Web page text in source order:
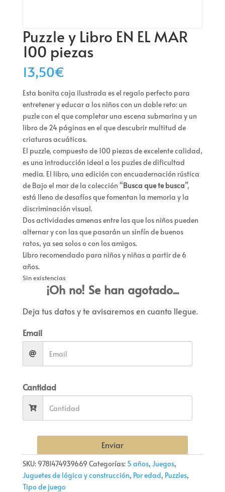
Puzzle y Libro EN EL MAR
100 piezas
13,50€
Esta bonita caja ilustrada es el regalo perfecto para
entretener y educar a los niños con un doble reto: un
puzle con el que completar una escena submarina y un
libro de 24 páginas en el que descubrir multitud de
criaturas acuáticas.
El puzzle, compuesto de 100 piezas de excelente calidad,
es una introducción ideal a los puzles de dificultad
media. El libro, una edición con encuadernación rústica
de Bajo el mar de la colección “Busca que te busca”,
está lleno de desafíos que fomentan la memoria y la
discriminación visual.
Dos actividades amenas entre las que los niños pueden
alternar y con las que pasarán un sinfín de buenos
ratos, ya sea solos o con los amigos.
Libro recomendado para niños y niñas a partir de 6
años.
Sin existencias
¡Oh no! Se han agotado...
Deja tus datos y te avisaremos en cuanto llegue.
Email
Cantidad
Enviar
SKU: 9781474939669 Categorías: 5 años, Juegos,
Juguetes de lógica y construcción, Por edad, Puzzles,
Tipo de juego